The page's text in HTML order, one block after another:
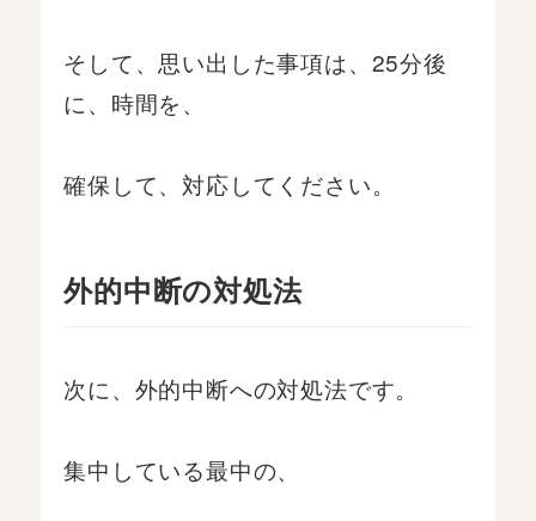
そして、思い出した事項は、25分後
に、時間を、
確保して、対応してください。
外的中断の対処法
次に、外的中断への対処法です。
集中している最中の、